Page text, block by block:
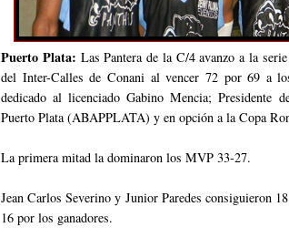
Puerto Plata: Las Pantera de la C/4 avanzo a la
del Inter-Calles de Conani al vencer 72 por 69 a
dedicado al licenciado Gabino Mencia; Presidente
Puerto Plata (ABAPPLATA) y en opción a la Copa
La primera mitad la dominaron los MVP 33-27.
Jean Carlos Severino y Junior Paredes consiguieron
16 por los ganadores.